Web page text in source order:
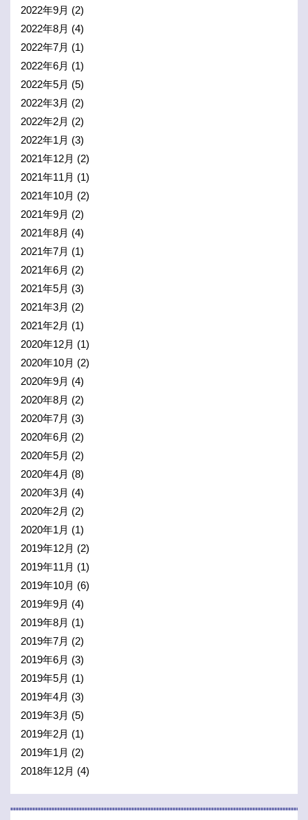
2022年9月 (2)
2022年8月 (4)
2022年7月 (1)
2022年6月 (1)
2022年5月 (5)
2022年3月 (2)
2022年2月 (2)
2022年1月 (3)
2021年12月 (2)
2021年11月 (1)
2021年10月 (2)
2021年9月 (2)
2021年8月 (4)
2021年7月 (1)
2021年6月 (2)
2021年5月 (3)
2021年3月 (2)
2021年2月 (1)
2020年12月 (1)
2020年10月 (2)
2020年9月 (4)
2020年8月 (2)
2020年7月 (3)
2020年6月 (2)
2020年5月 (2)
2020年4月 (8)
2020年3月 (4)
2020年2月 (2)
2020年1月 (1)
2019年12月 (2)
2019年11月 (1)
2019年10月 (6)
2019年9月 (4)
2019年8月 (1)
2019年7月 (2)
2019年6月 (3)
2019年5月 (1)
2019年4月 (3)
2019年3月 (5)
2019年2月 (1)
2019年1月 (2)
2018年12月 (4)